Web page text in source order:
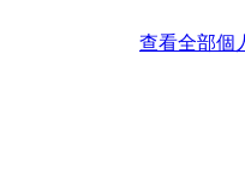
查看全部個